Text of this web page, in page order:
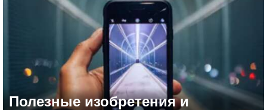
Полезные изобретения и